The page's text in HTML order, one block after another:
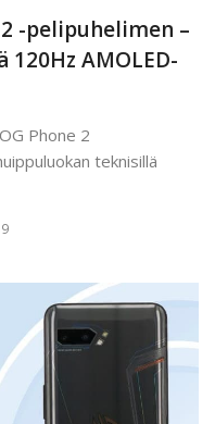
2 -pelipuhelimen –
120Hz AMOLED-
Phone 2
teknisillä